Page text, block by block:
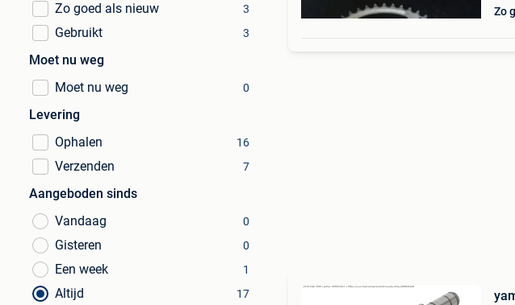
Zo goed als nieuw 3
Gebruikt 3
Moet nu weg
Moet nu weg
0
Levering
Ophalen
16
Verzenden 7
Aangeboden sinds
Vandaag
0
Gisteren 0
Een week 1
Altijd 17
Zo